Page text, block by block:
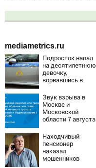
mediametrics.ru
Подросток напал
на десятилетнюю
девочку,
ворвавшись в
Звук взрыва в
Москве и
Московской
области 7 августа
Причины,
источник, откуда
был громкий
хлопок
Находчивый
пенсионер
наказал
мошенников